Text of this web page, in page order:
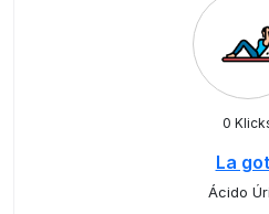
0
La
Ácido